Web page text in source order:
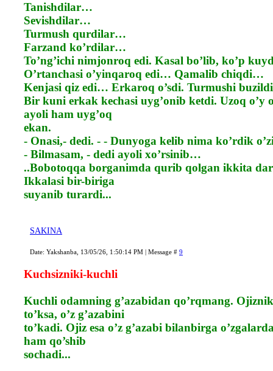
Tanishdilar…
Sevishdilar…
Turmush qurdilar…
Farzand ko’rdilar…
To’ng’ichi nimjonroq edi. Kasal bo’lib, ko’p
O’rtanchasi o’yinqaroq edi… Qamalib chiqdi…
Kenjasi qiz edi… Erkaroq o’sdi. Turmushi
Bir kuni erkak kechasi uyg’onib ketdi. Uzoq o’y
ayoli ham uyg’oq
ekan.
- Onasi,- dedi. - - Dunyoga kelib nima ko’rdik
- Bilmasam, - dedi ayoli xo’rsinib…
..Bobotoqqa borganimda qurib qolgan ikkita
Ikkalasi bir-biriga
suyanib turardi...
SAKINA
Date: Yakshanba, 13/05/26, 1:50:14 PM | Message # 9
Kuchsizniki-kuchli
Kuchli odamning g’azabidan qo’rqmang.
to’ksa, o’z g’azabini
to’kadi. Ojiz esa o’z g’azabi bilanbirga
ham qo’shib
sochadi...